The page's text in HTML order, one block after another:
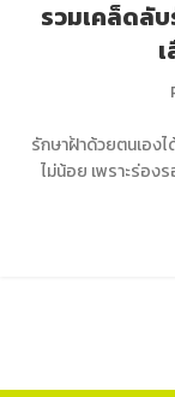
รวมเคล็ดลั
รักษาฝ้าด้วยตนเอง
ไม่น้อย เพราะร่อง